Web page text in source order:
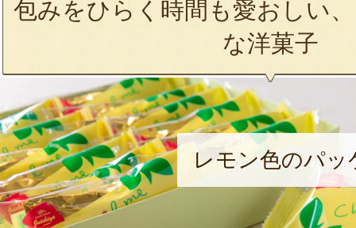
包みをひらく時間も愛おしい
な洋菓子
レモン色のパ